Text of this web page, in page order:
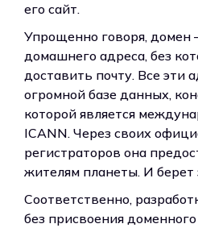
его сайт.
Упрощенно говоря, домен
домашнего адреса, без
доставить почту. Все эти
огромной базе данных,
которой является
ICANN. Через своих
регистраторов она
жителям планеты. И берет
Соответственно,
без присвоения